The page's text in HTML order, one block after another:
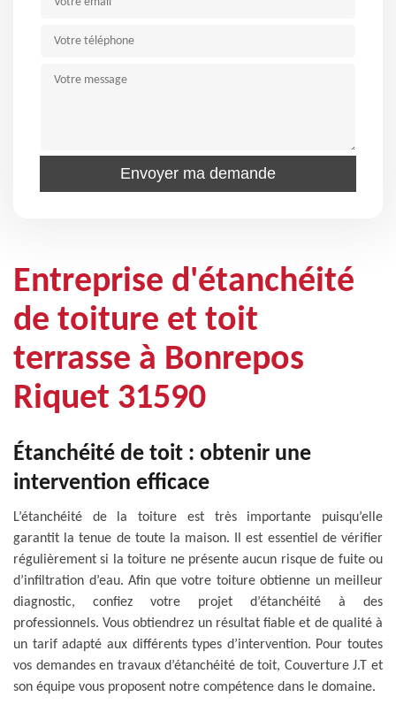
Entreprise d'étanchéité
de toiture et toit
terrasse à Bonrepos
Riquet 31590
Étanchéité de toit : obtenir une
intervention efficace
L’étanchéité de la toiture est très importante puisqu’elle
garantit la tenue de toute la maison. Il est essentiel de vérifier
régulièrement si la toiture ne présente aucun risque de fuite ou
d’infiltration d’eau. Afin que votre toiture obtienne un meilleur
diagnostic, confiez votre projet d’étanchéité à des
professionnels. Vous obtiendrez un résultat fiable et de qualité à
un tarif adapté aux différents types d’intervention. Pour toutes
vos demandes en travaux d’étanchéité de toit, Couverture J.T et
son équipe vous proposent notre compétence dans le domaine.